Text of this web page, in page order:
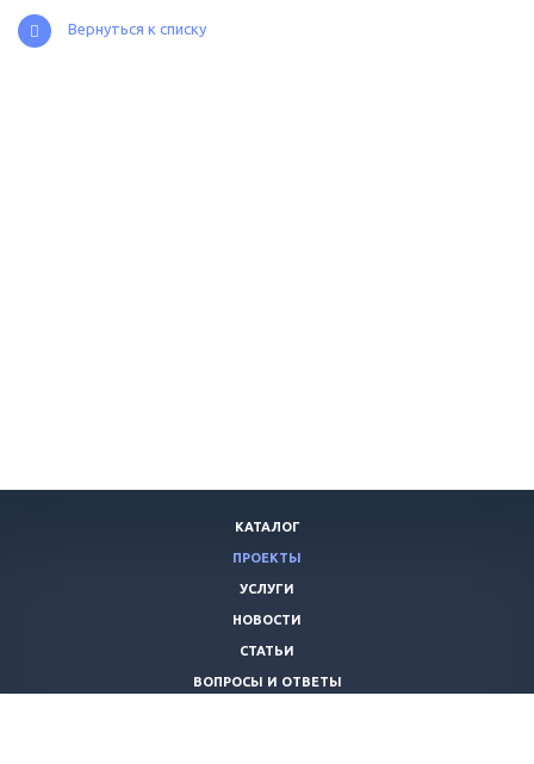
Вернуться к списку
КАТАЛОГ
ПРОЕКТЫ
УСЛУГИ
НОВОСТИ
СТАТЬИ
ВОПРОСЫ И ОТВЕТЫ